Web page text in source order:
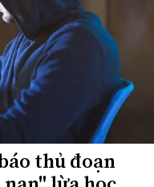
thủ đoạn